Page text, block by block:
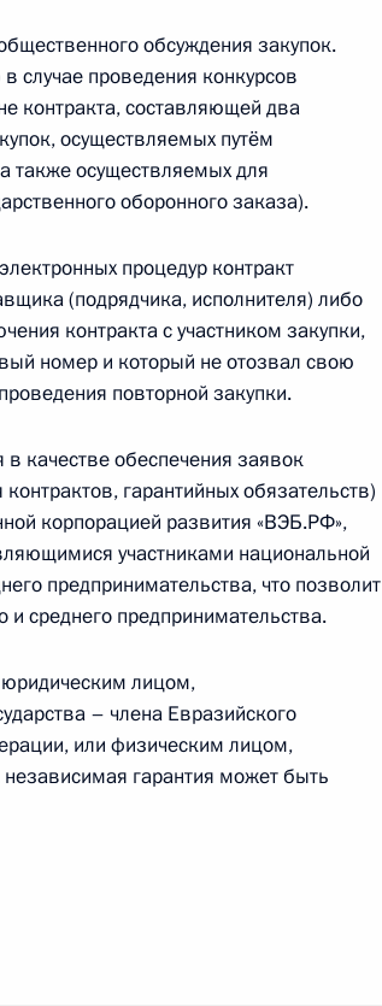
обеспечительного платежа
бухгалтерской
развитие федеральной территории
субъектами малого
отдельных видов деятельности
порядка содержания и обслуживания
обсуждения закупок.
случае проведения конкурсов
контракта, составляющей два
осуществляемых путём
также осуществляемых для
оборонного заказа).
процедур контракт
(подрядчика, исполнителя) либо
контракта с участником закупки,
номер и который не отозвал свою
повторной закупки.
качестве обеспечения заявок
гарантийных обязательств)
корпорацией развития «ВЭБ.РФ»,
участниками национальной
предпринимательства, что позволит
и среднего предпринимательства.
юридическим лицом,
– члена Евразийского
или физическим лицом,
гарантия может быть